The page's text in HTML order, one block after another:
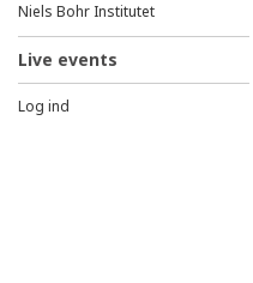
Niels Bohr Institutet
Live events
Log ind